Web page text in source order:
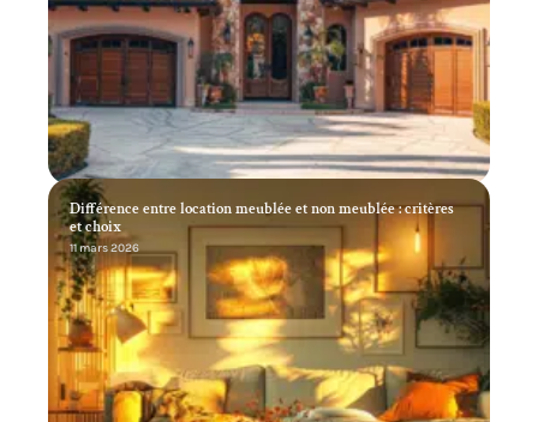
Différence entre location meublée et non meublée : critères
et choix
11 mars 2026